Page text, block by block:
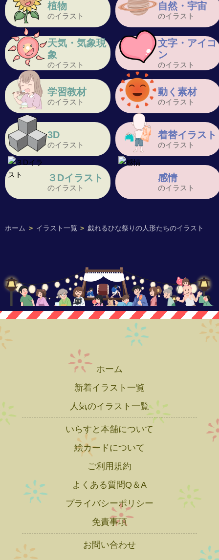
ホーム > イラスト一覧 > 戯れるひな祭りの人形たちのイラスト
植物
のイラスト
自然・宇宙
のイラスト
天気・気象現
象
のイラスト
文字・アイコ
ン
のイラスト
学習教材
のイラスト
動く素材
のイラスト
3D
のイラスト
着替イラスト
のイラスト
３Dイラスト
のイラスト
感情
のイラスト
ホーム
新着イラスト一覧
人気のイラスト一覧
いらすと本舗について
絵カードについて
ご利用規約
よくある質問Q＆A
プライバシーポリシー
免責事項
お問い合わせ